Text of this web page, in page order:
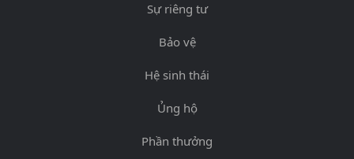
Sự riêng tư
Bảo vệ
Hệ sinh thái
Ủng hộ
Phần thưởng